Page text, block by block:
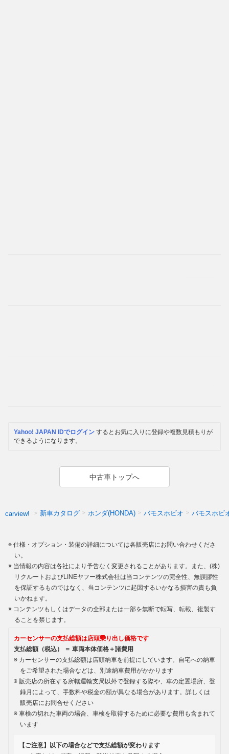
Yahoo! JAPAN IDでログイン するとお気に入りに登録や複数見積もりが
できるようになります。
中古車トップへ
carview! 新車カタログ ホンダ(HONDA) バモスホビオ バモスホビ
仕様・オプション・装備の詳細については各販売店にお問い合わせくださ
い。
当情報の内容は各社により予告なく変更されることがあります。また、(株)
リクルートおよびLINEヤフー株式会社は当コンテンツの完全性、無誤謬性
を保証するものではなく、当コンテンツに起因するいかなる損害の責も負
いかねます。
コンテンツもしくはデータの全部または一部を無断で転写、転載、複製す
ることを禁じます。
カーセンサーの支払総額は店頭乗り出し価格です
支払総額（税込） ＝ 車両本体価格＋諸費用
カーセンサーの支払総額は店頭納車を前提にしています。自宅への納車
をご希望された場合などは、別途納車費用がかかります
販売店の所在する所轄運輸支局以外で登録する際や、車の定置場所、登
録月によって、手数料や税金の額が異なる場合があります。詳しくは
販売店にお問合せください
車検の切れた車両の場合、車検を取得するために必要な費用も含まれて
います
【ご注意】以下の場合などで支払総額が変わります